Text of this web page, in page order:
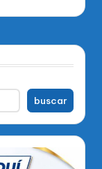
buscar